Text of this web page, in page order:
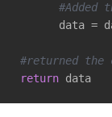
#Added
data =
#returned the
return